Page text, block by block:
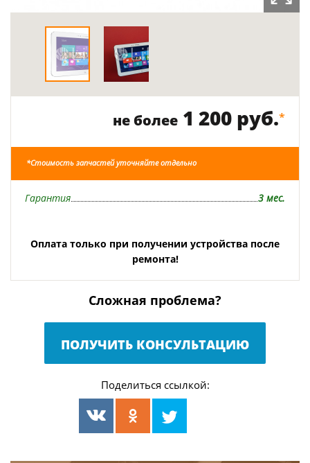
не более 1 200 руб.*
*Стоимость запчастей уточняйте отдельно
Гарантия 3 мес.
Оплата только при получении устройства после
ремонта!
Сложная проблема?
ПОЛУЧИТЬ КОНСУЛЬТАЦИЮ
Поделиться ссылкой: